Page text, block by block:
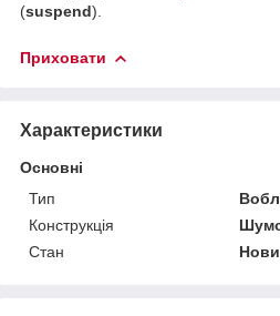
(suspend).
Приховати
Характеристики
Основні
Тип
Конструкція
Стан